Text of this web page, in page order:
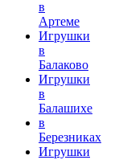
в
Артеме
Игрушки
в
Балаково
Игрушки
в
Балашихе
в
Березниках
Игрушки